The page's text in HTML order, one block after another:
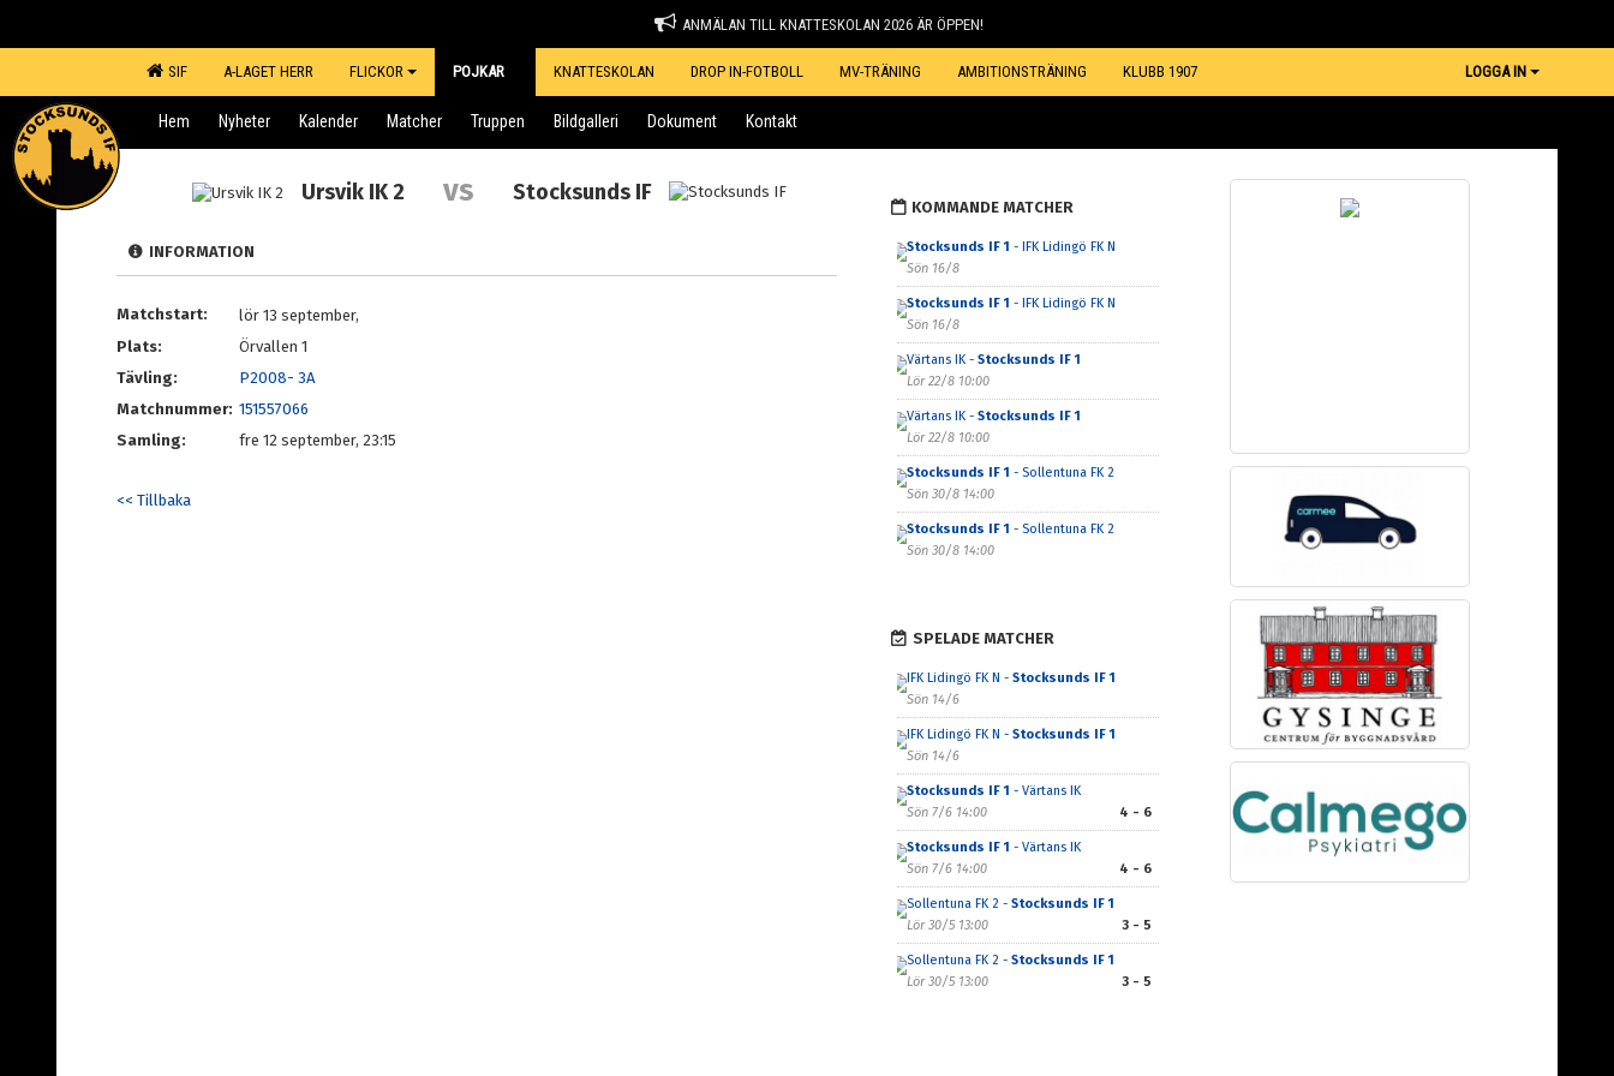
ANMÄLAN TILL KNATTESKOLAN 2026 ÄR ÖPPEN!
SIF A-LAGET HERR FLICKOR POJKAR KNATTESKOLAN DROP IN-FOTBOLL MV-TRÄNING AMBITIONSTRÄNING KLUBB 1907 LOGGA IN
Hem Nyheter Kalender Matcher Truppen Bildgalleri Dokument Kontakt
Ursvik IK 2 vs Stocksunds IF
INFORMATION
Matchstart:
lör 13 september,
Plats:
Örvallen 1
Tävling:
P2008- 3A
Matchnummer: 151557066
Samling:
fre 12 september, 23:15
<< Tillbaka
KOMMANDE MATCHER
Stocksunds IF 1 - IFK Lidingö FK N
Sön 16/8
Stocksunds IF 1 - IFK Lidingö FK N
Sön 16/8
Värtans IK - Stocksunds IF 1
Lör 22/8 10:00
Värtans IK - Stocksunds IF 1
Lör 22/8 10:00
Stocksunds IF 1 - Sollentuna FK 2
Sön 30/8 14:00
Stocksunds IF 1 - Sollentuna FK 2
Sön 30/8 14:00
SPELADE MATCHER
IFK Lidingö FK N - Stocksunds IF 1
Sön 14/6
IFK Lidingö FK N - Stocksunds IF 1
Sön 14/6
Stocksunds IF 1 - Värtans IK
Sön 7/6 14:00
4 - 6
Stocksunds IF 1 - Värtans IK
Sön 7/6 14:00
4 - 6
Sollentuna FK 2 - Stocksunds IF 1
Lör 30/5 13:00
3 - 5
Sollentuna FK 2 - Stocksunds IF 1
Lör 30/5 13:00
3 - 5